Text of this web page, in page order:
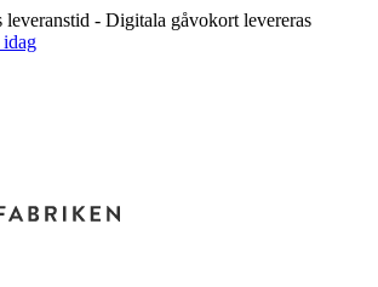
leveranstid - Digitala gåvokort levereras